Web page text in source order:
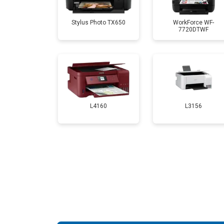
Замена блока питания
Замена вала
Stylus Photo TX650
WorkForce WF-
7720DTWF
L4160 L3156